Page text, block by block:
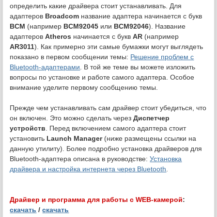
определить какие драйвера стоит устанавливать. Для
адаптеров Broadcom название адаптера начинается с букв
BCM (например BCM92045 или BCM92046). Название
адаптеровAtheros начинается с буквAR (например
AR3011). Как примерно эти самые бумажки могут выглядеть
показано в первом сообщении темы: Решение проблем с
Bluetooth-адаптерами . В той же теме вы можете изложить
вопросы по установке и работе самого адаптера. Особое
внимание уделите первому сообщению темы.
Прежде чем устанавливать сам драйвер стоит убедиться, что
он включен. Это можно сделать черезДиспетчер
устройств . Перед включением самого адаптера стоит
установить Launch Manager(ниже размещены ссылки на
данную утилиту). Более подробно установка драйверов для
Bluetooth-адаптера описана в руководстве:Установка
драйвера и настройка интернета через Bluetooth
Драйвер и программа для работы с WEB-камерой:
скачать /скачать